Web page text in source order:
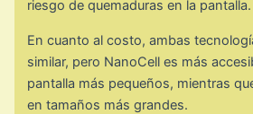
riesgo de quemaduras en la pantalla.
En cuanto al costo, ambas
similar, pero NanoCell es más
pantalla más pequeños, mientras
en tamaños más grandes.